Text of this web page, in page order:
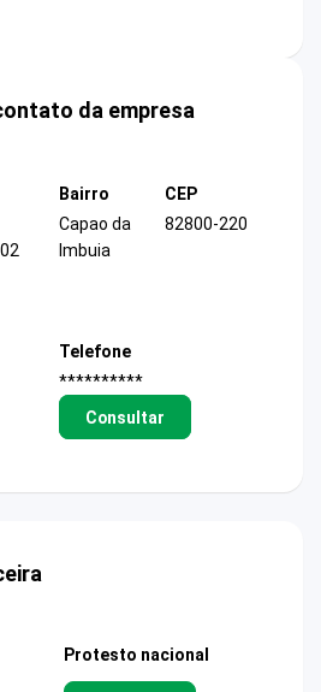
da empresa
Bairro
Capao da
Imbuia
CEP
82800-220
Telefone
**********
Consultar
Protesto nacional